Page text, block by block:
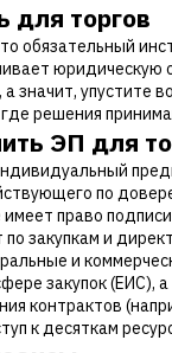
для торгов
обязательный
значит, упустите
где решения
ЭП для
по
право
закупкам и
и
закупок
контрактов
к десяткам